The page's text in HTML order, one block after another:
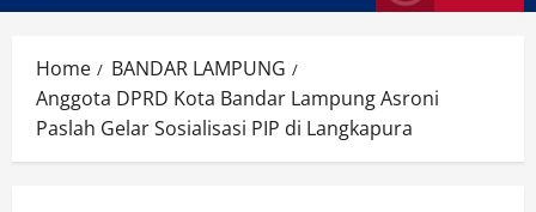
Home
BANDAR LAMPUNG
Anggota DPRD Kota Bandar Lampung Asroni
Paslah Gelar Sosialisasi PIP di Langkapura